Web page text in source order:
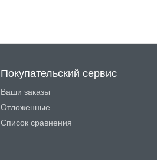
Покупательский сервис
Ваши заказы
Отложенные
Список сравнения